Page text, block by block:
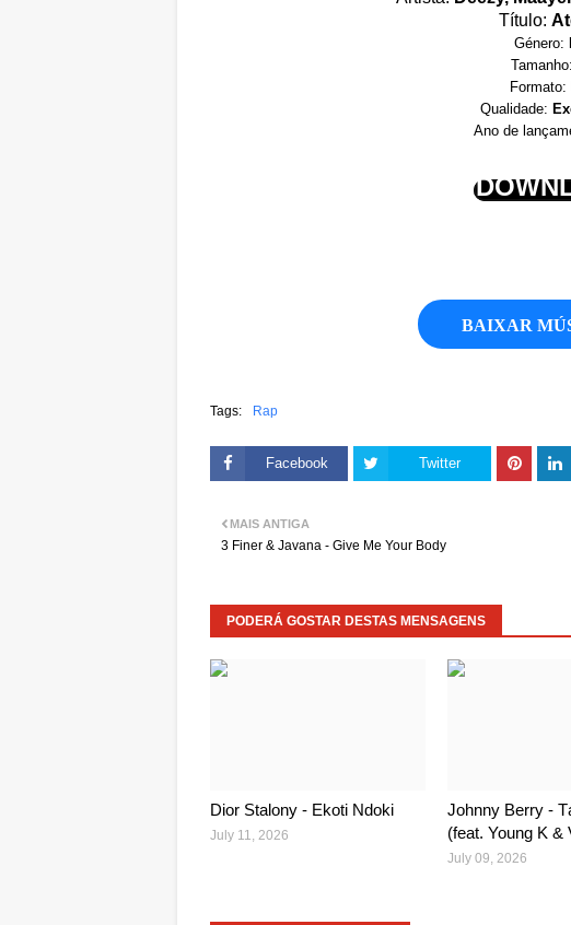
Título:
Género:
Tamanho:
Formato:
Qualidade:
Ano de
BAIXAR
Tags: Rap
Facebook Twitter
MAIS ANTIGA
3 Finer & Javana - Give Me Your Body
PODERÁ GOSTAR DESTAS MENSAGENS
Dior Stalony - Ekoti Ndoki
July 11, 2026
Johnny Berry -
(feat. Young K &
July 09, 2026